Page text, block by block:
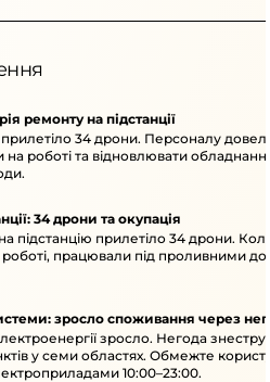
ремонту на підстанції
прилетіло 34 дрони. Персоналу
на роботі та відновлювати
34 дрони та окупація
на підстанцію прилетіло 34 дрони.
працювали під проливними
зросло споживання через
зросло. Негода
у семи областях. Обмежте
10:00–23:00.